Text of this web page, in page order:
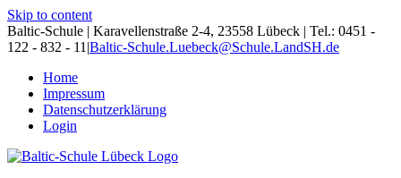
Skip to content
Baltic-Schule | Karavellenstraße 2-4, 23558 Lübeck | Tel.: 0451 -
122 - 832 - 11 |Baltic-Schule.Luebeck@Schule.LandSH.de
Home
Impressum
Datenschutzerklärung
Login